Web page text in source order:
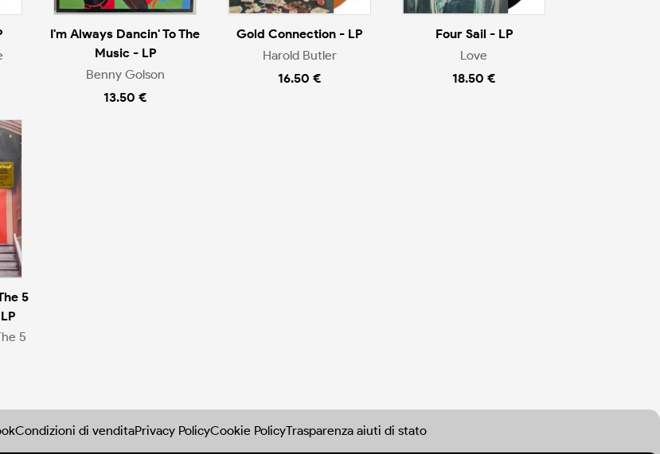
I'm Always Dancin' To The
Music - LP
Benny Golson
13.50 €
Gold Connection - LP
Harold Butler
16.50 €
Four Sail - LP
Love
18.50 €
5
5
Condizioni di venditaPrivacy PolicyCookie PolicyTrasparenza aiuti di stato